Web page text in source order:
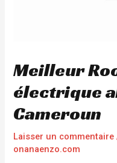
Meilleur
électrique
Cameroun
Laisser un commentaire
onanaenzo.com